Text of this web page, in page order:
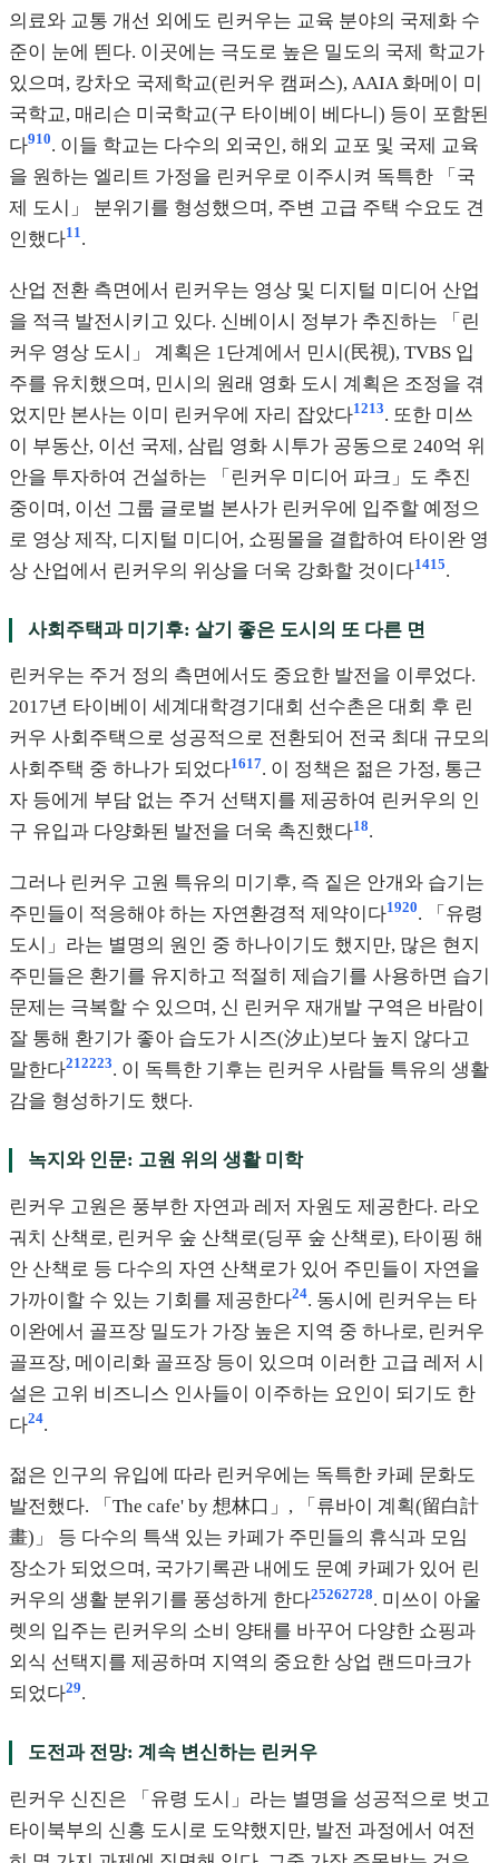
의료와 교통 개선 외에도 린커우는 교육 분야의 국제화 수
준이 눈에 띈다. 이곳에는 극도로 높은 밀도의 국제 학교가
있으며, 캉차오 국제학교(린커우 캠퍼스), AAIA 화메이 미
국학교, 매리슨 미국학교(구 타이베이 베다니) 등이 포함된
다910. 이들 학교는 다수의 외국인, 해외 교포 및 국제 교육
을 원하는 엘리트 가정을 린커우로 이주시켜 독특한 「국
제 도시」 분위기를 형성했으며, 주변 고급 주택 수요도 견
인했다11.
산업 전환 측면에서 린커우는 영상 및 디지털 미디어 산업
을 적극 발전시키고 있다. 신베이시 정부가 추진하는 「린
커우 영상 도시」 계획은 1단계에서 민시(民視), TVBS 입
주를 유치했으며, 민시의 원래 영화 도시 계획은 조정을 겪
었지만 본사는 이미 린커우에 자리 잡았다1213. 또한 미쓰
이 부동산, 이선 국제, 삼립 영화 시투가 공동으로 240억 위
안을 투자하여 건설하는 「린커우 미디어 파크」도 추진
중이며, 이선 그룹 글로벌 본사가 린커우에 입주할 예정으
로 영상 제작, 디지털 미디어, 쇼핑몰을 결합하여 타이완 영
상 산업에서 린커우의 위상을 더욱 강화할 것이다1415.
사회주택과 미기후: 살기 좋은 도시의 또 다른 면
린커우는 주거 정의 측면에서도 중요한 발전을 이루었다.
2017년 타이베이 세계대학경기대회 선수촌은 대회 후 린
커우 사회주택으로 성공적으로 전환되어 전국 최대 규모의
사회주택 중 하나가 되었다1617. 이 정책은 젊은 가정, 통근
자 등에게 부담 없는 주거 선택지를 제공하여 린커우의 인
구 유입과 다양화된 발전을 더욱 촉진했다18.
그러나 린커우 고원 특유의 미기후, 즉 짙은 안개와 습기는
주민들이 적응해야 하는 자연환경적 제약이다1920. 「유령
도시」라는 별명의 원인 중 하나이기도 했지만, 많은 현지
주민들은 환기를 유지하고 적절히 제습기를 사용하면 습기
문제는 극복할 수 있으며, 신 린커우 재개발 구역은 바람이
잘 통해 환기가 좋아 습도가 시즈(汐止)보다 높지 않다고
말한다212223. 이 독특한 기후는 린커우 사람들 특유의 생활
감을 형성하기도 했다.
녹지와 인문: 고원 위의 생활 미학
린커우 고원은 풍부한 자연과 레저 자원도 제공한다. 라오
궈치 산책로, 린커우 숲 산책로(딩푸 숲 산책로), 타이핑 해
안 산책로 등 다수의 자연 산책로가 있어 주민들이 자연을
가까이할 수 있는 기회를 제공한다24. 동시에 린커우는 타
이완에서 골프장 밀도가 가장 높은 지역 중 하나로, 린커우
골프장, 메이리화 골프장 등이 있으며 이러한 고급 레저 시
설은 고위 비즈니스 인사들이 이주하는 요인이 되기도 한
다24.
젊은 인구의 유입에 따라 린커우에는 독특한 카페 문화도
발전했다. 「The cafe' by 想林口」, 「류바이 계획(留白計
畫)」 등 다수의 특색 있는 카페가 주민들의 휴식과 모임
장소가 되었으며, 국가기록관 내에도 문예 카페가 있어 린
커우의 생활 분위기를 풍성하게 한다25262728. 미쓰이 아울
렛의 입주는 린커우의 소비 양태를 바꾸어 다양한 쇼핑과
외식 선택지를 제공하며 지역의 중요한 상업 랜드마크가
되었다29.
도전과 전망: 계속 변신하는 린커우
린커우 신진은 「유령 도시」라는 별명을 성공적으로 벗고
타이북부의 신흥 도시로 도약했지만, 발전 과정에서 여전